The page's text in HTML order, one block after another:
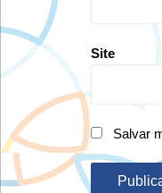
Site
Salvar